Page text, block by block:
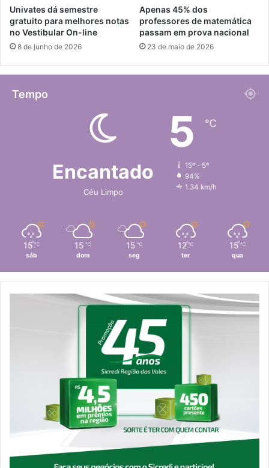
Univates dá semestre
gratuito para melhores notas
no Vestibular On-line
8 de junho de 2026
Apenas 45% dos
professores de matemática
passam em prova nacional
23 de maio de 2026
Tempo
Encantado
Céu Limpo
5 ℃
15º - 5º
94%
1.34 km/h
15 ℃
sáb
15 ℃
dom
15 ℃
seg
12 ℃
ter
15 ℃
qua